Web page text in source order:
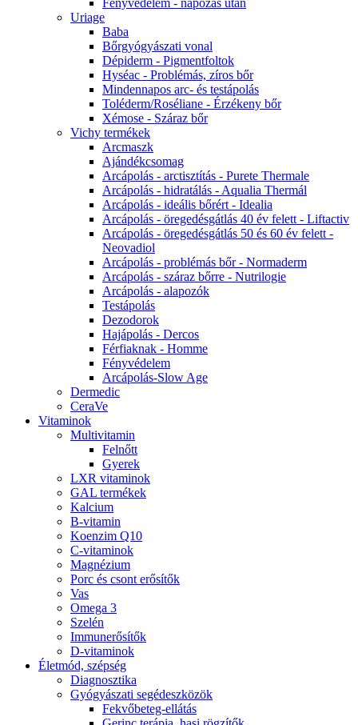
Fényvédelem - napozás után
Uriage
Baba
Bőrgyógyászati vonal
Dépiderm - Pigmentfoltok
Hyséac - Problémás, zíros bőr
Mindennapos arc- és testápolás
Toléderm/Roséliane - Érzékeny bőr
Xémose - Száraz bőr
Vichy termékek
Arcmaszk
Ajándékcsomag
Arcápolás - arctisztítás - Purete Thermale
Arcápolás - hidratálás - Aqualia Thermál
Arcápolás - ideális bőrért - Idealia
Arcápolás - öregedésgátlás 40 év felett - Liftactiv
Arcápolás - öregedésgátlás 50 és 60 év felett -
Neovadiol
Arcápolás - problémás bőr - Normaderm
Arcápolás - száraz bőrre - Nutrilogie
Arcápolás - alapozók
Testápolás
Dezodorok
Hajápolás - Dercos
Férfiaknak - Homme
Fényvédelem
Arcápolás-Slow Age
Dermedic
CeraVe
Vitaminok
Multivitamin
Felnőtt
Gyerek
LXR vitaminok
GAL termékek
Kalcium
B-vitamin
Koenzim Q10
C-vitaminok
Magnézium
Porc és csont erősítők
Vas
Omega 3
Szelén
Immunerősítők
D-vitaminok
Életmód, szépség
Diagnosztika
Gyógyászati segédeszközök
Fekvőbeteg-ellátás